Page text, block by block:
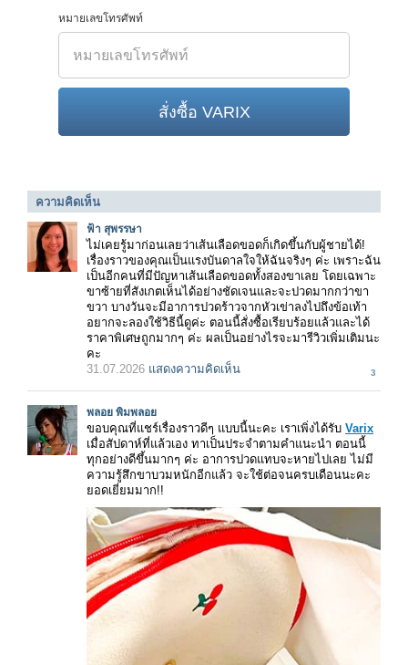
หมายเลขโทรศัพท์
สั่งซื้อ VARIX
ความคิดเห็น
ฟ้า สุพรรษา
ไม่เคยรู้มาก่อนเลยว่าเส้นเลือดขอดก็เกิดขึ้นกับผู้ชายได้!
เรื่องราวของคุณเป็นแรงบันดาลใจให้ฉันจริงๆ ค่ะ เพราะฉัน
เป็นอีกคนที่มีปัญหาเส้นเลือดขอดทั้งสองขาเลย โดยเฉพาะ
ขาซ้ายที่สังเกตเห็นได้อย่างชัดเจนและจะปวดมากกว่าขา
ขวา บางวันจะมีอาการปวดร้าวจากหัวเข่าลงไปถึงข้อเท้า
อยากจะลองใช้วิธีนี้ดูค่ะ ตอนนี้สั่งซื้อเรียบร้อยแล้วและได้
ราคาพิเศษถูกมากๆ ค่ะ ผลเป็นอย่างไรจะมารีวิวเพิ่มเติมนะ
คะ
31.07.2026 แสดงความคิดเห็น 3
พลอย พิมพลอย
ขอบคุณที่แชร์เรื่องราวดีๆ แบบนี้นะคะ เราเพิ่งได้รับ Varix
เมื่อสัปดาห์ที่แล้วเอง ทาเป็นประจำตามคำแนะนำ ตอนนี้
ทุกอย่างดีขึ้นมากๆ ค่ะ อาการปวดแทบจะหายไปเลย ไม่มี
ความรู้สึกขาบวมหนักอีกแล้ว จะใช้ต่อจนครบเดือนนะคะ
ยอดเยี่ยมมาก!!